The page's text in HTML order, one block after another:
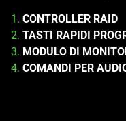
1. CONTROLLER RAID
2. TASTI RAPIDI
3. MODULO DI
4. COMANDI PER